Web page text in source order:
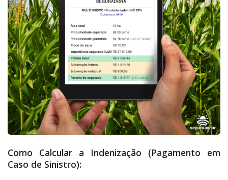
Como Calcular a Indenização (Pagamento em
Caso de Sinistro):